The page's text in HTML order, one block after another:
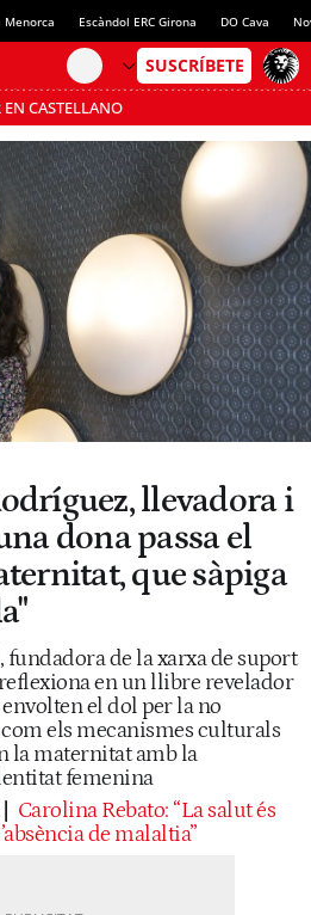
Escàndol ERC Girona DO Cava
EN CASTELLANO
al mode estalvi
llevadora i
dona passa el
que sàpiga
fundadora de la xarxa de suport
en un llibre revelador
el dol per la no
els mecanismes culturals
la maternitat amb la
femenina
Carolina Rebato: “La salut és
de malaltia”